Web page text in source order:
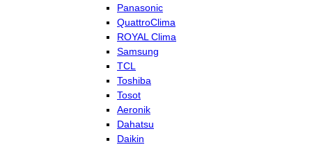
Panasonic
QuattroClima
ROYAL Clima
Samsung
TCL
Toshiba
Tosot
Aeronik
Dahatsu
Daikin